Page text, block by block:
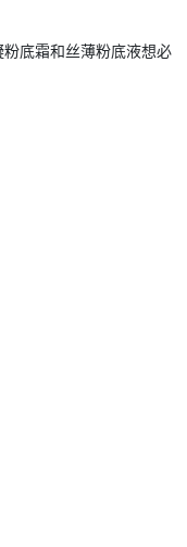
底霜和丝薄粉底液想必